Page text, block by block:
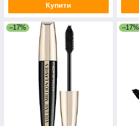
Купити
–17% –17%